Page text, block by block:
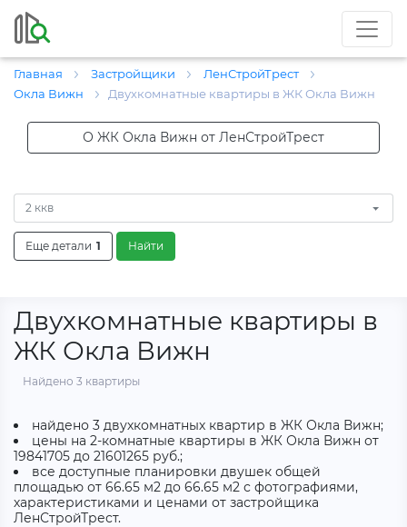
Главная Застройщики
ЛенСтройТрест
Окла Вижн
Двухкомнатные квартиры в ЖК Окла Вижн
О ЖК Окла Вижн от ЛенСтройТрест
2 ккв
Еще детали 1 Найти
Двухкомнатные квартиры в
ЖК Окла Вижн
Найдено 3 квартиры
найдено 3 двухкомнатных квартир в ЖК Окла Вижн;
цены на 2-комнатные квартиры в ЖК Окла Вижн от
19841705 до 21601265 руб.;
все доступные планировки двушек общей
площадью от 66.65 м2 до 66.65 м2 с фотографиями,
характеристиками и ценами от застройщика
ЛенСтройТрест.